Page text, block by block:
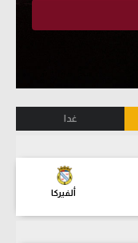
غدا
ألفيركا